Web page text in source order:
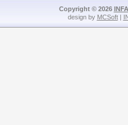
Copyright © 2026
design by MCSoft|